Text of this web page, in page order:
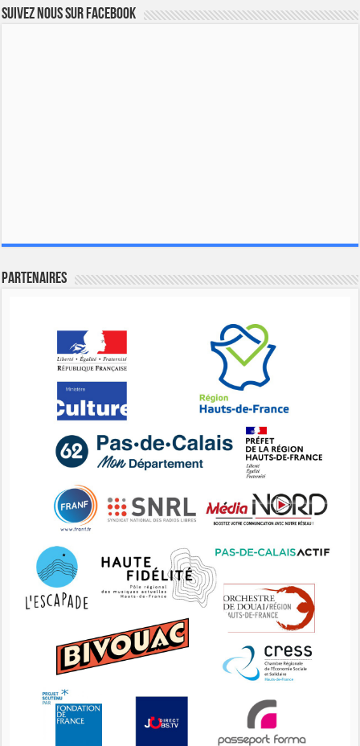
Suivez nous sur Facebook
Partenaires